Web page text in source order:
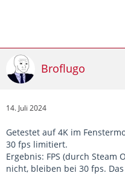
Broflugo
14. Juli 2024
Getestet auf 4K im
30 fps limitiert.
Ergebnis: FPS (durch Steam
nicht, bleiben bei 30 fps.